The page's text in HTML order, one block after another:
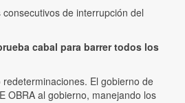
de interrupción del
cabal para barrer todos los
El gobierno de
OBRA al gobierno, manejando los